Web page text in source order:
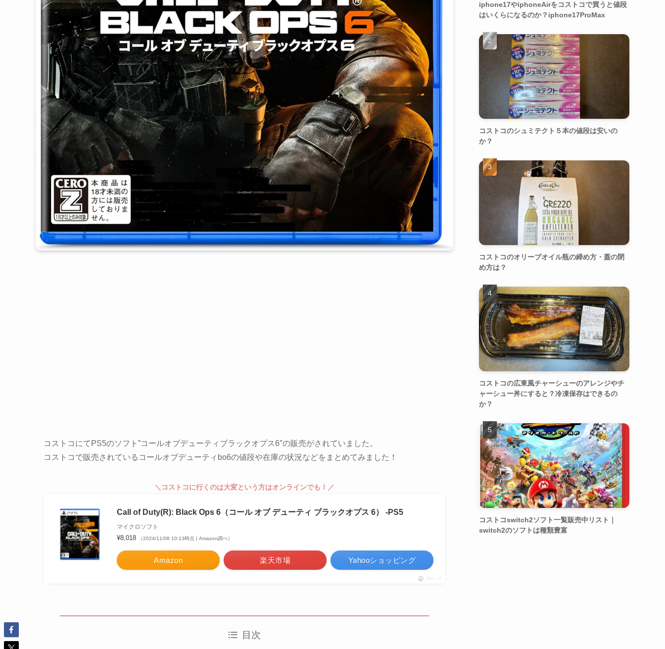
コストコにてPS5のソフト”コールオブデューティブラックオプス6″の販売がされていました。
コストコで販売されているコールオブデューティbo6の値段や在庫の状況などをまとめてみました！
＼コストコに行くのは大変という方はオンラインでも！／
Call of Duty(R): Black Ops 6（コール オブ デューティ ブラックオプス 6） -PS5
マイクロソフト
¥8,018 （2024/11/08 10:13時点 | Amazon調べ）
Amazon 楽天市場 Yahooショッピング
ポチップ
目次
iphone17やiphoneAirをコストコで買うと値段
はいくらになるのか？iphone17ProMax
コストコのシュミテクト５本の値段は安いの
か？
コストコのオリーブオイル瓶の締め方・蓋の閉
め方は？
コストコの広東風チャーシューのアレンジやチ
ャーシュー丼にすると？冷凍保存はできるの
か？
コストコswitch2ソフト一覧販売中リスト｜
switch2のソフトは種類豊富